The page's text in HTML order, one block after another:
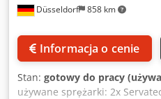
Düsseldorf 858 km
Informacja o cenie
Stan: gotowy do pracy
używane sprężarki: 2x